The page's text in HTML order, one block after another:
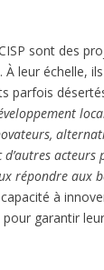
sont des
À leur échelle,
parfois
acteurs
répondre aux
à
pour garantir